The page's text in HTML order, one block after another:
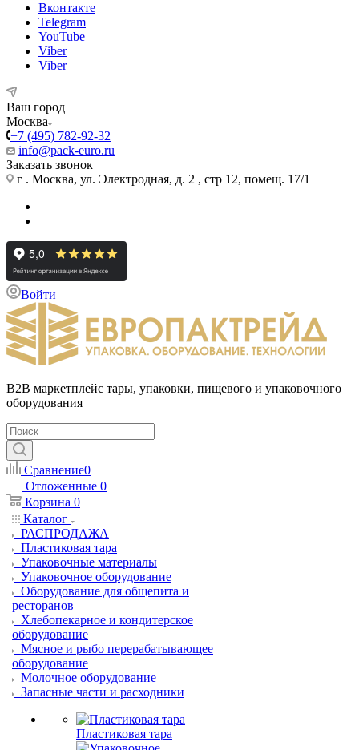
Вконтакте
Telegram
YouTube
Viber
Viber
Ваш город
Москва
+7 (495) 782-92-32
info@pack-euro.ru
Заказать звонок
г . Москва, ул. Электродная, д. 2 , стр 12, помещ. 17/1
Войти
B2B маркетплейс тары, упаковки, пищевого и упаковочного
оборудования
Сравнение0
Отложенные 0
Корзина 0
Каталог
РАСПРОДАЖА
Пластиковая тара
Упаковочные материалы
Упаковочное оборудование
Оборудование для общепита и
ресторанов
Хлебопекарное и кондитерское
оборудование
Мясное и рыбо перерабатывающее
оборудование
Молочное оборудование
Запасные части и расходники
Пластиковая тара